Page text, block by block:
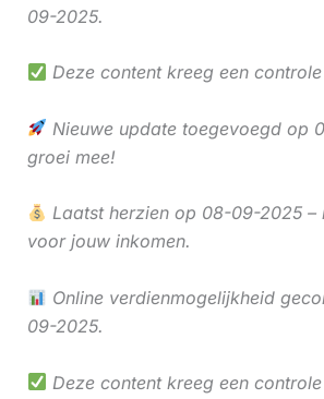
09-2025.
Deze content kreeg een
Nieuwe update toegevoegd op
groei mee!
Laatst herzien op 08-09-2025 –
voor jouw inkomen.
Online verdienmogelijkheid
09-2025.
Deze content kreeg een